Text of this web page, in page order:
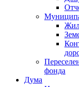
фонда
Дума